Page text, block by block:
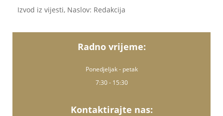
Izvod iz vijesti, Naslov: Redakcija
Radno vrijeme:
Ponedjeljak - petak
7:30 - 15:30
Kontaktirajte nas: